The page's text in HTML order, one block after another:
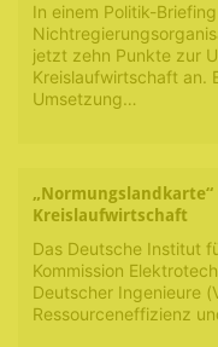
In einem Politik-
jetzt zehn Punkte zur
Kreislaufwirtschaft an.
Umsetzung…
Kreislaufwirtschaft
Das Deutsche Institut
Kommission
Deutscher Ingenieure
Ressourceneffizienz